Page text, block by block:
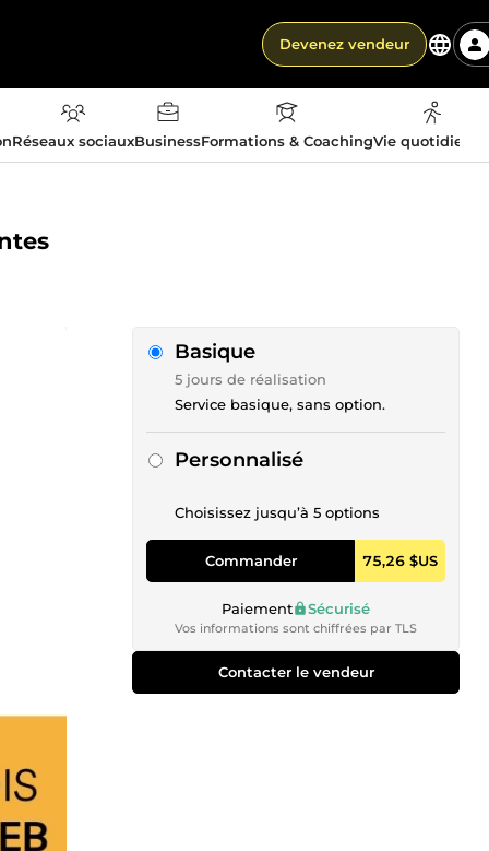
Devenez vendeur
Réseaux sociauxBusinessFormations & CoachingVie
Basique
5 jours de réalisation
Service basique, sans option.
Personnalisé
Choisissez jusqu’à 5 options
Commander 75,26 $US
Paiement Sécurisé
Vos informations sont chiffrées par TLS
Contacter le vendeur